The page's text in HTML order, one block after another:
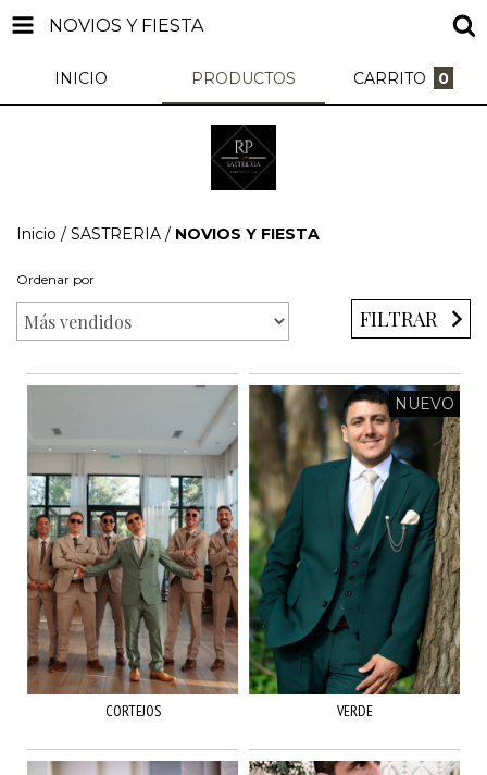
NOVIOS Y FIESTA
INICIO PRODUCTOS CARRITO 0
Inicio / SASTRERIA / NOVIOS Y FIESTA
Ordenar por
FILTRAR
CORTEJOS
NUEVO
VERDE